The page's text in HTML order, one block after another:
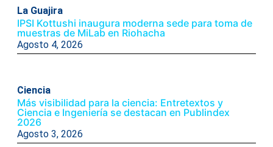
La Guajira
IPSI Kottushi inaugura moderna sede para toma de
muestras de MiLab en Riohacha
Agosto 4, 2026
Ciencia
Más visibilidad para la ciencia: Entretextos y
Ciencia e Ingeniería se destacan en Publindex
2026
Agosto 3, 2026